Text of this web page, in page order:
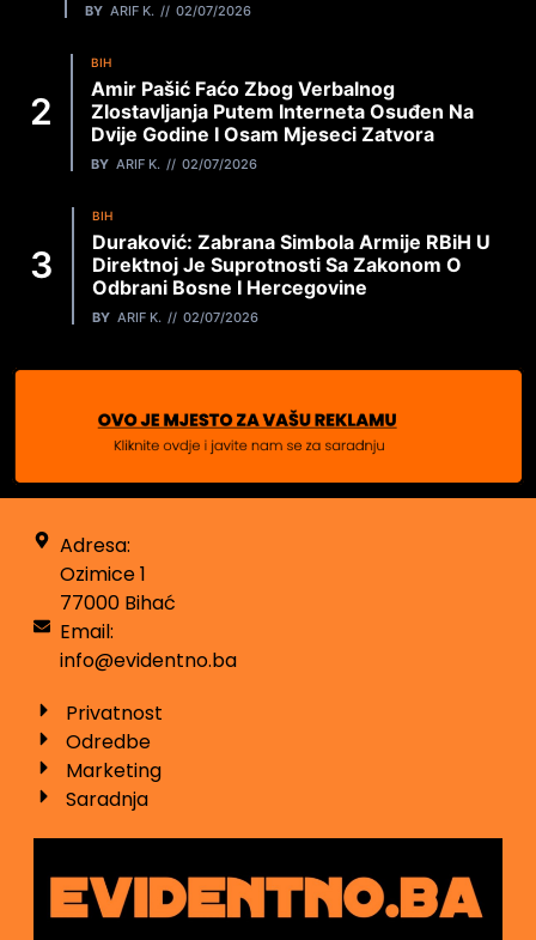
BY ARIF K. 02/07/2026
BIH
Amir Pašić Faćo Zbog Verbalnog
Zlostavljanja Putem Interneta Osuđen Na
Dvije Godine I Osam Mjeseci Zatvora
BY ARIF K. 02/07/2026
BIH
Duraković: Zabrana Simbola Armije RBiH U
Direktnoj Je Suprotnosti Sa Zakonom O
Odbrani Bosne I Hercegovine
BY ARIF K. 02/07/2026
Adresa:
Ozimice 1
77000 Bihać
Email:
info@evidentno.ba
Privatnost
Odredbe
Marketing
Saradnja